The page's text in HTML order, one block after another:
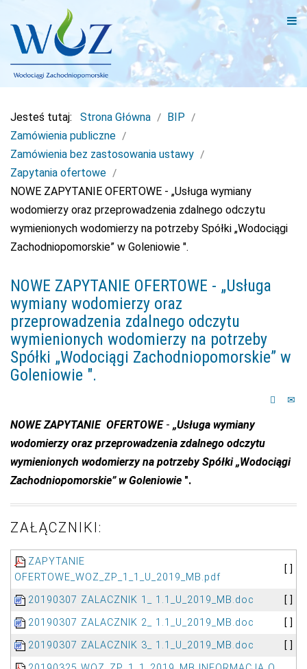
Jesteś tutaj: Strona Główna
BIP
Zamówienia publiczne
Zamówienia bez zastosowania ustawy
Zapytania ofertowe
NOWE ZAPYTANIE OFERTOWE - „Usługa wymiany
wodomierzy oraz przeprowadzenia zdalnego odczytu
wymienionych wodomierzy na potrzeby Spółki „Wodociągi
Zachodniopomorskie” w Goleniowie ".
NOWE ZAPYTANIE OFERTOWE - „Usługa
wymiany wodomierzy oraz
przeprowadzenia zdalnego odczytu
wymienionych wodomierzy na potrzeby
Spółki „Wodociągi Zachodniopomorskie” w
Goleniowie ".
NOWE ZAPYTANIE OFERTOWE- „Usługa wymiany
wodomierzy oraz przeprowadzenia zdalnego odczytu
wymienionych wodomierzy na potrzeby Spółki „Wodociągi
Zachodniopomorskie” w Goleniowie ".
ZAŁĄCZNIKI:
ZAPYTANIE
OFERTOWE_WOZ_ZP_1_1_U_2019_MB.pdf
[ ]
20190307 ZALACZNIK 1_ 1.1_U_2019_MB.doc
[ ]
20190307 ZALACZNIK 2_ 1.1_U_2019_MB.doc
[ ]
20190307 ZALACZNIK 3_ 1.1_U_2019_MB.doc
[ ]